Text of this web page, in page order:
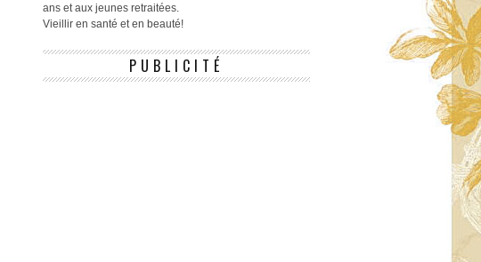
ans et aux jeunes retraitées.
Vieillir en santé et en beauté!
PUBLICITÉ